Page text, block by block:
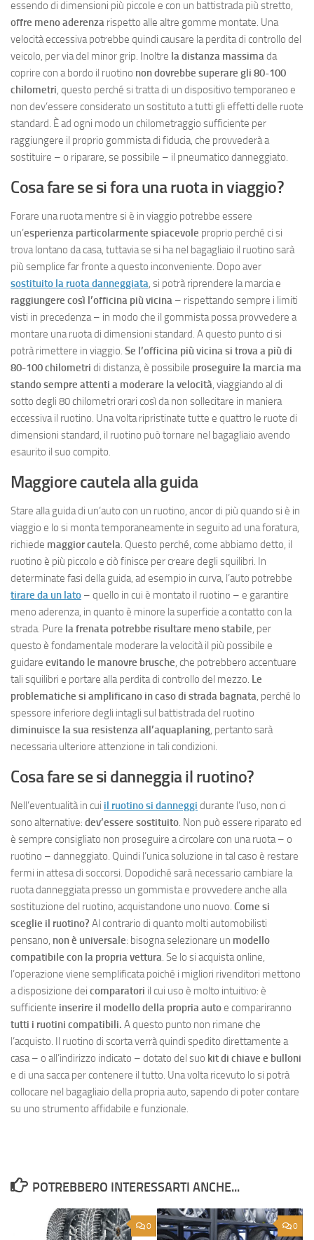
essendo di dimensioni più piccole e con un battistrada più stretto,
offre meno aderenza rispetto alle altre gomme montate. Una
velocità eccessiva potrebbe quindi causare la perdita di controllo del
veicolo, per via del minor grip. Inoltre la distanza massimada
coprire con a bordo il ruotino non dovrebbe superare gli 80-100
chilometri, questo perché si tratta di un dispositivo temporaneo e
non dev’essere considerato un sostituto a tutti gli effetti delle ruote
standard. È ad ogni modo un chilometraggio sufficiente per
raggiungere il proprio gommista di fiducia, che provvederà a
sostituire – o riparare, se possibile – il pneumatico danneggiato.
Cosa fare se si fora una ruota in viaggio?
Forare una ruota mentre si è in viaggio potrebbe essere
un’esperienza particolarmente spiacevole proprio perché ci si
trova lontano da casa, tuttavia se si ha nel bagagliaio il ruotino sarà
più semplice far fronte a questo inconveniente. Dopo aver
sostituito la ruota danneggiata, si potrà riprendere la marcia e
raggiungere così l’officina più vicina – rispettando sempre i limiti
visti in precedenza – in modo che il gommista possa provvedere a
montare una ruota di dimensioni standard. A questo punto ci si
potrà rimettere in viaggio. Se l’officina più vicina si trova a più di
80-100 chilometri di distanza, è possibile proseguire la marcia ma
stando sempre attenti a moderare la velocità, viaggiando al di
sotto degli 80 chilometri orari così da non sollecitare in maniera
eccessiva il ruotino. Una volta ripristinate tutte e quattro le ruote di
dimensioni standard, il ruotino può tornare nel bagagliaio avendo
esaurito il suo compito.
Maggiore cautela alla guida
Stare alla guida di un’auto con un ruotino, ancor di più quando si è in
viaggio e lo si monta temporaneamente in seguito ad una foratura,
richiede maggior cautela. Questo perché, come abbiamo detto, il
ruotino è più piccolo e ciò finisce per creare degli squilibri. In
determinate fasi della guida, ad esempio in curva, l’auto potrebbe
tirare da un lato – quello in cui è montato il ruotino – e garantire
meno aderenza, in quanto è minore la superficie a contatto con la
strada. Pure la frenata potrebbe risultare meno stabile, per
questo è fondamentale moderare la velocità il più possibile e
guidare evitando le manovre brusche, che potrebbero accentuare
tali squilibri e portare alla perdita di controllo del mezzo. Le
problematiche si amplificano in caso di strada bagnata, perché lo
spessore inferiore degli intagli sul battistrada del ruotino
diminuisce la sua resistenza all’aquaplaning, pertanto sarà
necessaria ulteriore attenzione in tali condizioni.
Cosa fare se si danneggia il ruotino?
Nell’eventualità in cui il ruotino si danneggi durante l’uso, non ci
sono alternative: dev’essere sostituito. Non può essere riparato ed
è sempre consigliato non proseguire a circolare con una ruota – o
ruotino – danneggiato. Quindi l’unica soluzione in tal caso è restare
fermi in attesa di soccorsi. Dopodiché sarà necessario cambiare la
ruota danneggiata presso un gommista e provvedere anche alla
sostituzione del ruotino, acquistandone uno nuovo. Come si
sceglie il ruotino? Al contrario di quanto molti automobilisti
pensano, non è universale: bisogna selezionare un modello
compatibile con la propria vettura. Se lo si acquista online,
l’operazione viene semplificata poiché i migliori rivenditori mettono
a disposizione dei comparatori il cui uso è molto intuitivo: è
sufficiente inserire il modello della propria autoe compariranno
tutti i ruotini compatibili. A questo punto non rimane che
l’acquisto. Il ruotino di scorta verrà quindi spedito direttamente a
casa – o all’indirizzo indicato – dotato del suo kit di chiave e bulloni
e di una sacca per contenere il tutto. Una volta ricevuto lo si potrà
collocare nel bagagliaio della propria auto, sapendo di poter contare
su uno strumento affidabile e funzionale.
POTREBBERO INTERESSARTI ANCHE...
0 0